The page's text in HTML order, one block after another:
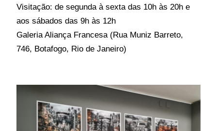
Visitação: de segunda à sexta das 10h às 20h e
aos sábados das 9h às 12h
Galeria Aliança Francesa (Rua Muniz Barreto,
746, Botafogo, Rio de Janeiro)